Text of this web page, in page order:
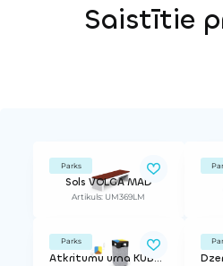
Saistītie
Parks
Sols VOLGA MAD
Artikuls: UM369LM
Parks
Atkritumu urna KUBE SELECTIF